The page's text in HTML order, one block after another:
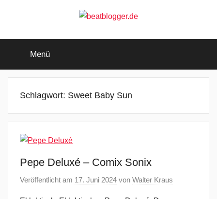
beatblogger.de
beat
goes
Menü
Schlagwort: Sweet Baby Sun
Pepe Deluxé – Comix Sonix
Veröffentlicht am 17. Juni 2024 von Walter Kraus